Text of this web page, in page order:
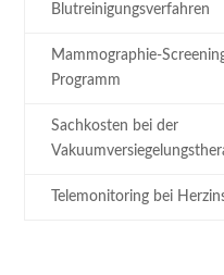
Blutreinigungsverfahren
Mammographie-
Programm
Sachkosten bei der
Telemonitoring bei